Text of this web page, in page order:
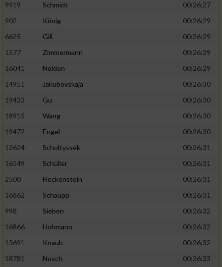
9919
Schmidt
00:26:27
902
König
00:26:29
6625
Gill
00:26:29
1577
Zimmermann
00:26:29
16041
Nolden
00:26:29
14951
Jakubovskaja
00:26:30
19423
Gu
00:26:30
18915
Wang
00:26:30
19472
Engel
00:26:30
12624
Scholtyssek
00:26:31
16149
Schüller
00:26:31
2500
Fleckenstein
00:26:31
16862
Schaupp
00:26:31
998
Sieben
00:26:32
16866
Hohmann
00:26:32
13691
Knaub
00:26:32
18781
Nusch 00:26:33